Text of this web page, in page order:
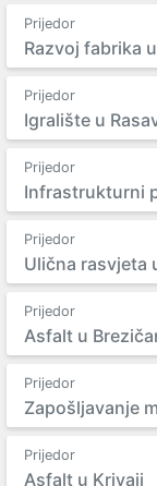
Prijedor
Razvoj fabrika
Prijedor
Igralište u
Prijedor
Infrastrukturni
Prijedor
Ulična rasvjeta
Prijedor
Asfalt u
Prijedor
Zapošljavanje
Prijedor
Asfalt u Krivaji